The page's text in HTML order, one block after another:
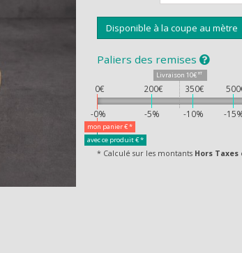
UN
Disponible à la coupe au mètre
Paliers des remises
mon panier€ *
Livraison 10€ HT
-0%
0€
-5%
200€
-10%
350€
-
avec ce produit€ *
* Calculé sur les montants Hors Taxes